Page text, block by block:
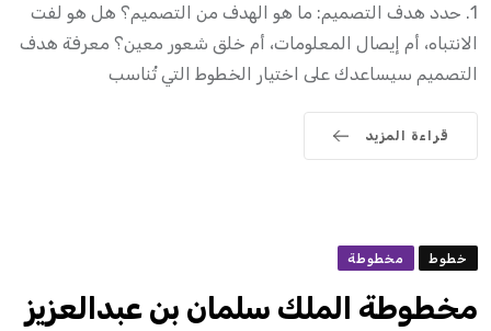
1. حدد هدف التصميم: ما هو الهدف من التصميم؟ هل هو لفت
الانتباه، أم إيصال المعلومات، أم خلق شعور معين؟ معرفة هدف
التصميم سيساعدك على اختيار الخطوط التي تُناسب
قراءة المزيد
خطوط مخطوطة
مخطوطة الملك سلمان بن عبدالعزيز